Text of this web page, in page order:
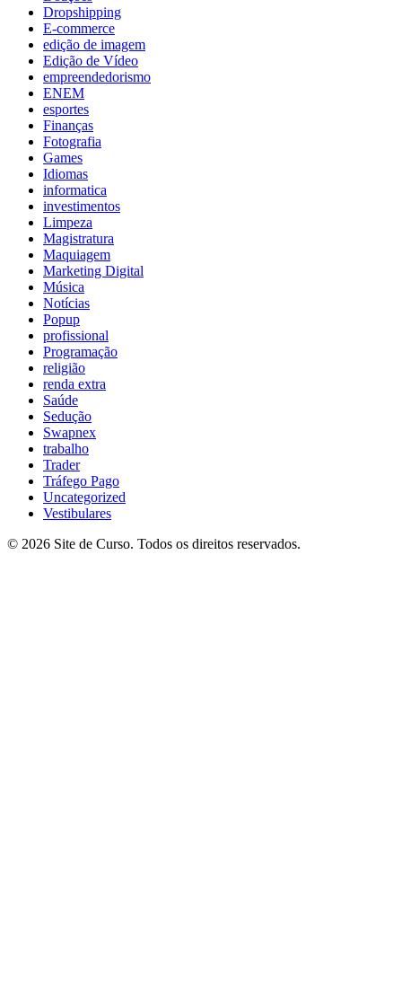
Dropshipping
E-commerce
edição de imagem
Edição de Vídeo
empreendedorismo
ENEM
esportes
Finanças
Fotografia
Games
Idiomas
informatica
investimentos
Limpeza
Magistratura
Maquiagem
Marketing Digital
Música
Notícias
Popup
profissional
Programação
religião
renda extra
Saúde
Sedução
Swapnex
trabalho
Trader
Tráfego Pago
Uncategorized
Vestibulares
© 2026 Site de Curso. Todos os direitos reservados.